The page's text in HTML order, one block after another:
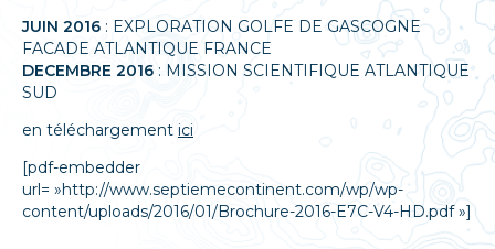
JUIN 2016 : EXPLORATION GOLFE DE GASCOGNE
FACADE ATLANTIQUE FRANCE
DECEMBRE 2016 : MISSION SCIENTIFIQUE ATLANTIQUE
SUD
en téléchargement ici
[pdf-embedder
url= »http://www.septiemecontinent.com/wp/wp-
content/uploads/2016/01/Brochure-2016-E7C-V4-HD.pdf »]